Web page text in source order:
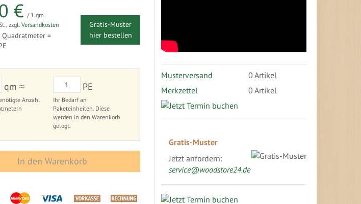
€ / 1 qm
,zzgl.Versandkosten
Quadratmeter =
Gratis-Muster
hier bestellen
qm ≈
Anzahl
PE
Ihr Bedarf an
Paketeinheiten. Diese
werden in den Warenkorb
gelegt.
In den Warenkorb
Musterversand 0 Artikel
Merkzettel
0 Artikel
Gratis-Muster
Jetzt anfordern:
service@woodstore24.de